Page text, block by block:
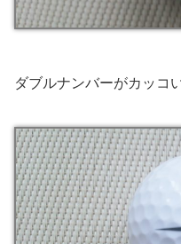
ダブルナンバーがカッコ